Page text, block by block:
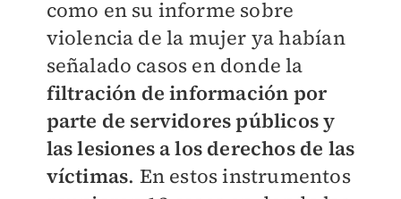
como en su informe sobre
violencia de la mujer ya habían
señalado casos en donde la
filtración de información por
parte de servidores públicos y
las lesiones a los derechos de las
víctimas. En estos instrumentos